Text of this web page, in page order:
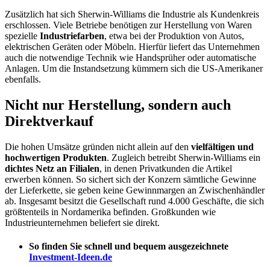
Zusätzlich hat sich Sherwin-Williams die Industrie als Kundenkreis
erschlossen. Viele Betriebe benötigen zur Herstellung von Waren
spezielle Industriefarben, etwa bei der Produktion von Autos,
elektrischen Geräten oder Möbeln. Hierfür liefert das Unternehmen
auch die notwendige Technik wie Handsprüher oder automatische
Anlagen. Um die Instandsetzung kümmern sich die US-Amerikaner
ebenfalls.
Nicht nur Herstellung, sondern auch
Direktverkauf
Die hohen Umsätze gründen nicht allein auf den vielfältigen und
hochwertigen Produkten. Zugleich betreibt Sherwin-Williams ein
dichtes Netz an Filialen, in denen Privatkunden die Artikel
erwerben können. So sichert sich der Konzern sämtliche Gewinne
der Lieferkette, sie geben keine Gewinnmargen an Zwischenhändler
ab. Insgesamt besitzt die Gesellschaft rund 4.000 Geschäfte, die sich
größtenteils in Nordamerika befinden. Großkunden wie
Industrieunternehmen beliefert sie direkt.
So finden Sie schnell und bequem ausgezeichnete
Investment-Ideen.de